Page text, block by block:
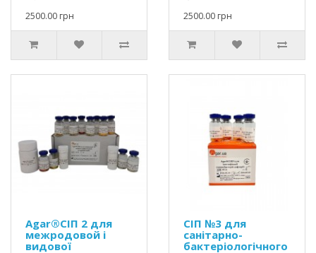
2500.00 грн
2500.00 грн
Agar®СІП 2 для
межродовой і
видової
СІП №3 для
санітарно-
бактеріологічного